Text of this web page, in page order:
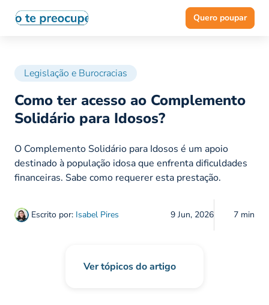
Quero poupar
Legislação e Burocracias
Como ter acesso ao Complemento
Solidário para Idosos?
Escrito por: Isabel Pires 9 Jun, 2026 7 min
O Complemento Solidário para Idosos é um apoio
destinado à população idosa que enfrenta dificuldades
financeiras. Sabe como requerer esta prestação.
Ver tópicos do artigo